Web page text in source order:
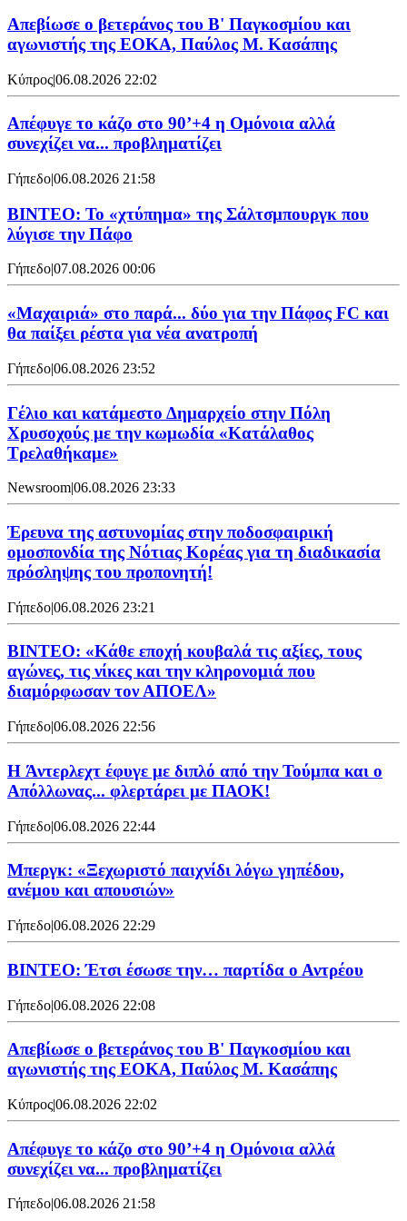
Απεβίωσε ο βετεράνος του Β' Παγκοσμίου και
αγωνιστής της ΕΟΚΑ, Παύλος Μ. Κασάπης
Κύπρος|06.08.2026 22:02
Απέφυγε το κάζο στο 90’+4 η Ομόνοια αλλά
συνεχίζει να... προβληματίζει
Γήπεδο|06.08.2026 21:58
ΒΙΝΤΕΟ: Το «χτύπημα» της Σάλτσμπουργκ που
λύγισε την Πάφο
Γήπεδο|07.08.2026 00:06
«Μαχαιριά» στο παρά... δύο για την Πάφος FC και
θα παίξει ρέστα για νέα ανατροπή
Γήπεδο|06.08.2026 23:52
Γέλιο και κατάμεστο Δημαρχείο στην Πόλη
Χρυσοχούς με την κωμωδία «Κατάλαθος
Τρελαθήκαμε»
Newsroom|06.08.2026 23:33
Έρευνα της αστυνομίας στην ποδοσφαιρική
ομοσπονδία της Νότιας Κορέας για τη διαδικασία
πρόσληψης του προπονητή!
Γήπεδο|06.08.2026 23:21
ΒΙΝΤΕΟ: «Κάθε εποχή κουβαλά τις αξίες, τους
αγώνες, τις νίκες και την κληρονομιά που
διαμόρφωσαν τον ΑΠΟΕΛ»
Γήπεδο|06.08.2026 22:56
H Άντερλεχτ έφυγε με διπλό από την Τούμπα και ο
Απόλλωνας... φλερτάρει με ΠΑΟΚ!
Γήπεδο|06.08.2026 22:44
Μπεργκ: «Ξεχωριστό παιχνίδι λόγω γηπέδου,
ανέμου και απουσιών»
Γήπεδο|06.08.2026 22:29
ΒΙΝΤΕΟ: Έτσι έσωσε την… παρτίδα ο Αντρέου
Γήπεδο|06.08.2026 22:08
Απεβίωσε ο βετεράνος του Β' Παγκοσμίου και
αγωνιστής της ΕΟΚΑ, Παύλος Μ. Κασάπης
Κύπρος|06.08.2026 22:02
Απέφυγε το κάζο στο 90’+4 η Ομόνοια αλλά
συνεχίζει να... προβληματίζει
Γήπεδο|06.08.2026 21:58